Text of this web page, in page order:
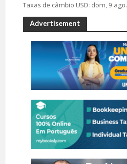
Taxas de câmbio USD: dom, 9 ago.
Advertisement